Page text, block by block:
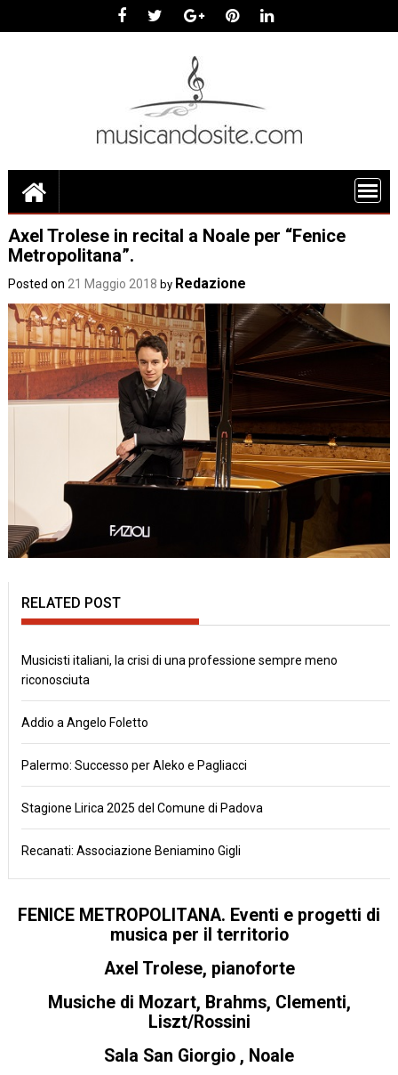
Axel Trolese in recital a Noale per “Fenice
Metropolitana”.
Posted on 21 Maggio 2018 by Redazione
RELATED POST
Musicisti italiani, la crisi di una professione sempre meno
riconosciuta
Addio a Angelo Foletto
Palermo: Successo per Aleko e Pagliacci
Stagione Lirica 2025 del Comune di Padova
Recanati: Associazione Beniamino Gigli
FENICE METROPOLITANA. Eventi e progetti di
musica per il territorio
Axel Trolese, pianoforte
Musiche di Mozart, Brahms, Clementi,
Liszt/Rossini
Sala San Giorgio , Noale